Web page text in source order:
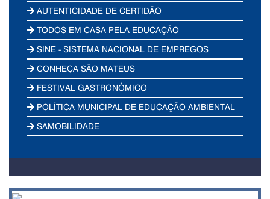
AUTENTICIDADE DE CERTIDÃO
TODOS EM CASA PELA EDUCAÇÃO
SINE - SISTEMA NACIONAL DE EMPREGOS
CONHEÇA SÃO MATEUS
FESTIVAL GASTRONÔMICO
POLÍTICA MUNICIPAL DE EDUCAÇÃO AMBIENTAL
SAMOBILIDADE